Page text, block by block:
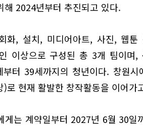
해 2024년부터 추진되고 있다.
화, 설치, 미디어아트, 사진, 웹툰
이상으로 구성된 총 3개 팀이며,
터 39세까지의 청년이다. 창원
로 현재 활발한 창작활동을 이어가
게는 계약일부터 2027년 6월 30일